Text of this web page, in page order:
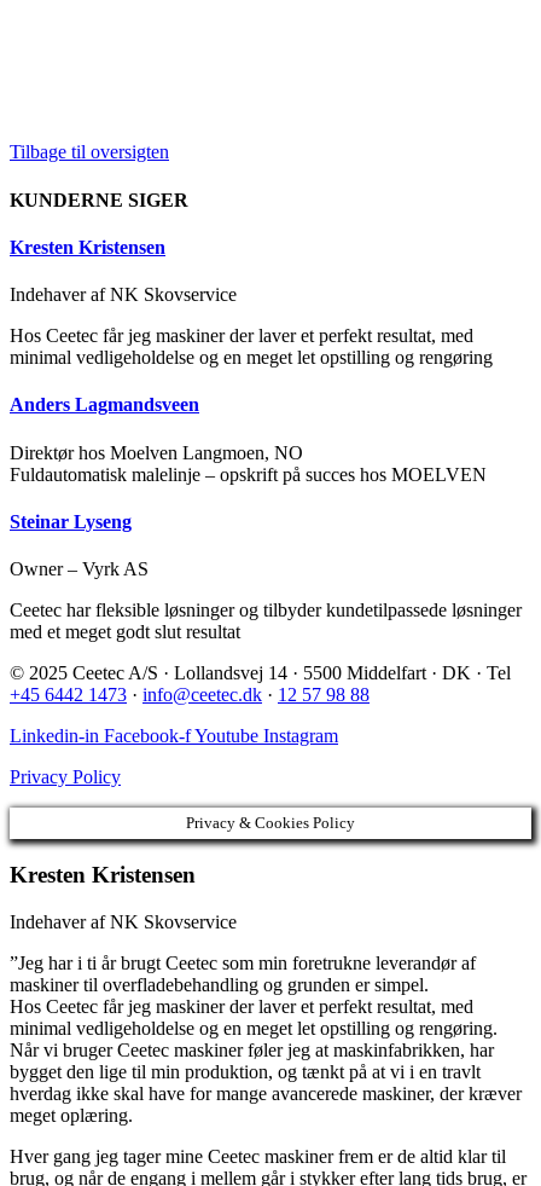
Tilbage til oversigten
KUNDERNE SIGER
Kresten Kristensen
Indehaver af NK Skovservice
Hos Ceetec får jeg maskiner der laver et perfekt resultat, med
minimal vedligeholdelse og en meget let opstilling og rengøring
Anders Lagmandsveen
Direktør hos Moelven Langmoen, NO
Fuldautomatisk malelinje – opskrift på succes hos MOELVEN
Steinar Lyseng
Owner – Vyrk AS
Ceetec har fleksible løsninger og tilbyder kundetilpassede løsninger
med et meget godt slut resultat
© 2025 Ceetec A/S · Lollandsvej 14 · 5500 Middelfart · DK · Tel
+45 6442 1473 · info@ceetec.dk · 12 57 98 88
Linkedin-in Facebook-fYoutube Instagram
Privacy Policy
Privacy & Cookies Policy
Kresten Kristensen
Indehaver af NK Skovservice
”Jeg har i ti år brugt Ceetec som min foretrukne leverandør af
maskiner til overfladebehandling og grunden er simpel.
Hos Ceetec får jeg maskiner der laver et perfekt resultat, med
minimal vedligeholdelse og en meget let opstilling og rengøring.
Når vi bruger Ceetec maskiner føler jeg at maskinfabrikken, har
bygget den lige til min produktion, og tænkt på at vi i en travlt
hverdag ikke skal have for mange avancerede maskiner, der kræver
meget oplæring.
Hver gang jeg tager mine Ceetec maskiner frem er de altid klar til
brug, og når de engang i mellem går i stykker efter lang tids brug, er